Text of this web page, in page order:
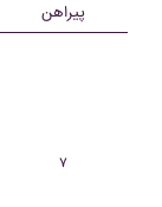
پیراهن
۷